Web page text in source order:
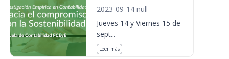
2023-09-14 null
Jueves 14 y Viernes 15 de
sept...
Leer más